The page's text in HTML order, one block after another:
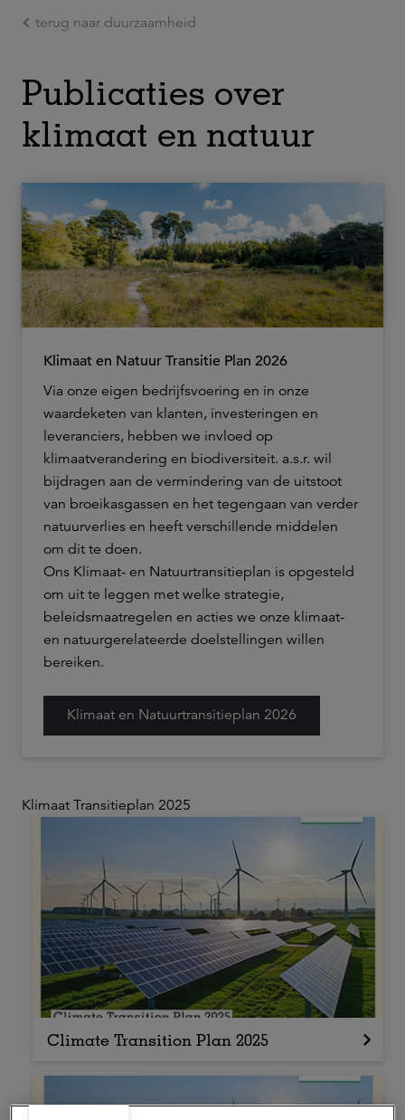
Ga naar de hoofdinhoud
terug naar duurzaamheid
Publicaties over
klimaat en natuur
Klimaat en Natuur Transitie Plan 2026
Via onze eigen bedrijfsvoering en in onze
waardeketen van klanten, investeringen en
leveranciers, hebben we invloed op
klimaatverandering en biodiversiteit. a.s.r. wil
bijdragen aan de vermindering van de uitstoot
van broeikasgassen en het tegengaan van verder
natuurverlies en heeft verschillende middelen
om dit te doen.
Ons Klimaat- en Natuurtransitieplan is opgesteld
om uit te leggen met welke strategie,
beleidsmaatregelen en acties we onze klimaat-
en natuurgerelateerde doelstellingen willen
bereiken.
Klimaat en Natuurtransitieplan 2026
Klimaat Transitieplan 2025
Climate Transition Plan 2025